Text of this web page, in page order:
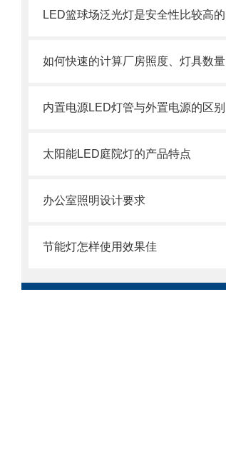
如何快速的计算厂房照度、灯具数量
太阳能LED庭院灯的产品特点
办公室照明设计要求
节能灯怎样使用效果佳